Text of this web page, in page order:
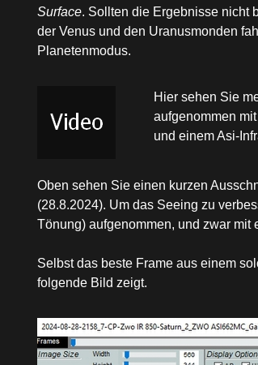
Surface. Sollten die Ergebnisse nicht
der Venus und den Uranusmonden
Planetenmodus.
Hier sehen Sie
aufgenommen
und einem Asi-
Oben sehen Sie einen kurzen
(28.8.2024). Um das Seeing zu
Tönung) aufgenommen, und zwar mit
Selbst das beste Frame aus einem
folgende Bild zeigt.